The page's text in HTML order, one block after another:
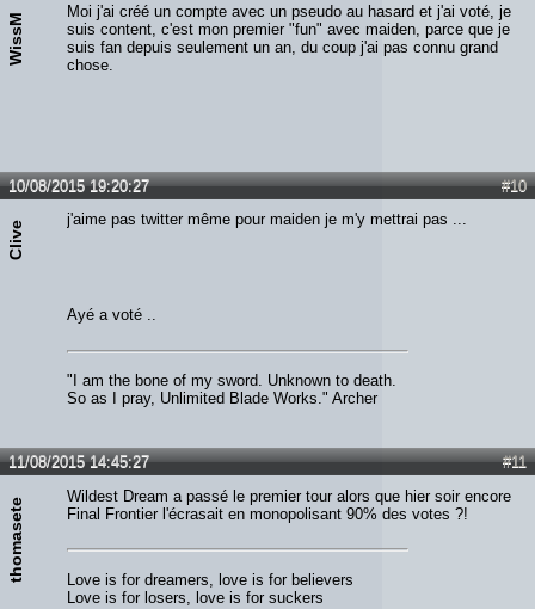
WissM
Moi j'ai créé un compte avec un pseudo au hasard et j'ai voté, je
suis content, c'est mon premier "fun" avec maiden, parce que je
suis fan depuis seulement un an, du coup j'ai pas connu grand
chose.
#10
10/08/2015 19:20:27
Clive
j'aime pas twitter même pour maiden je m'y mettrai pas ...
Ayé a voté ..
"I am the bone of my sword. Unknown to death.
So as I pray, Unlimited Blade Works." Archer
#11
11/08/2015 14:45:27
thomasete
Wildest Dream a passé le premier tour alors que hier soir encore
Final Frontier l'écrasait en monopolisant 90% des votes ?!
Love is for dreamers, love is for believers
Love is for losers, love is for suckers